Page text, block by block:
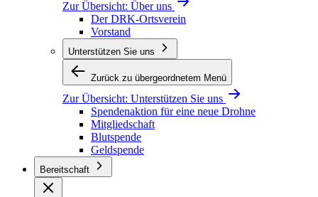
Zur Übersicht: Über uns
Der DRK-Ortsverein
Vorstand
Unterstützen Sie uns
Zurück zu übergeordnetem Menü
Zur Übersicht: Unterstützen Sie uns
Spendenaktion für eine neue Drohne
Mitgliedschaft
Blutspende
Geldspende
Bereitschaft